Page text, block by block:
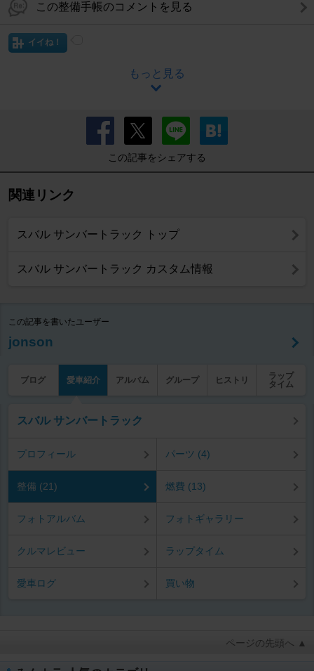
この整備手帳のコメントを見る
イイね！
もっと見る
この記事をシェアする
関連リンク
スバル サンバートラック トップ
スバル サンバートラック カスタム情報
この記事を書いたユーザー
jonson
ブログ 愛車紹介 アルバム グループ ヒストリ
ラップ
タイム
スバル サンバートラック
プロフィール パーツ (4)
整備 (21) 燃費 (13)
フォトアルバム フォトギャラリー
クルマレビュー ラップタイム
愛車ログ 買い物
ページの先頭へ ▲